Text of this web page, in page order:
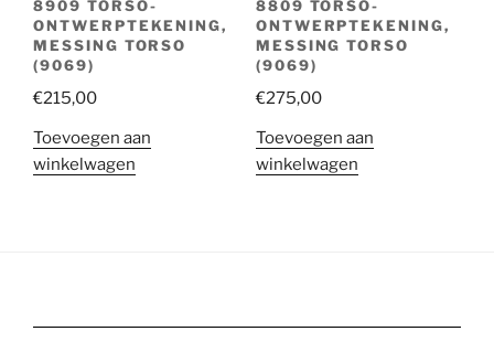
8909 TORSO-
ONTWERPTEKENING,
MESSING TORSO
(9069)
€215,00
Toevoegen aan
winkelwagen
8809 TORSO-
ONTWERPTEKENING,
MESSING TORSO
(9069)
€275,00
Toevoegen aan
winkelwagen